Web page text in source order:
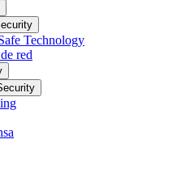
Technology
red